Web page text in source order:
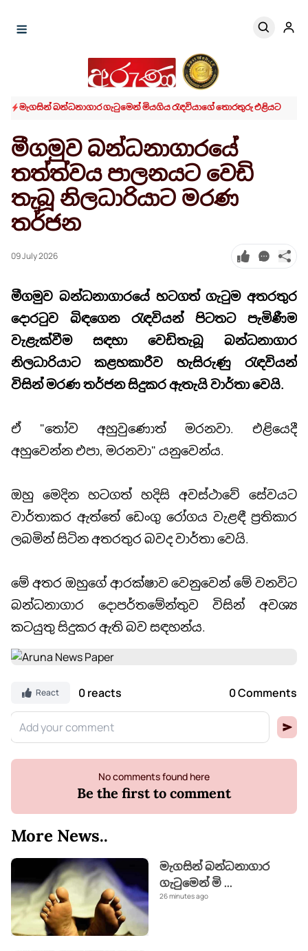
මැගසින් බන්ධනාගාර ගැටුමෙන් මියගිය රැඳවියාගේ තොරතුරු එළියට
මීගමුව බන්ධනාගාරයේ
තත්ත්වය පාලනයට වෙඩි
තැබූ නිලධාරියාට මරණ
තර්ජන
09 July 2026
මීගමුව බන්ධනාගාරයේ හටගත් ගැටුම අතරතුර
දොරටුව බිඳගෙන රැඳවියන් පිටතට පැමිණීම
වැළැක්වීම සඳහා වෙඩිතැබූ බන්ධනාගාර
නිලධාරියාට කළහකාරීව හැසිරුණු රැඳවියන්
විසින් මරණ තර්ජන සිදුකර ඇතැයි වාර්තා වෙයි.
ඒ "තෝව අහුවුණොත් මරනවා. එළියෙදී
අහුවෙන්න එපා, මරනවා" යනුවෙන්ය.
ඔහු මෙදින හටගත් හදිසි අවස්ථාවේ සේවයට
වාර්තාකර ඇත්තේ ඩෙංගු රෝගය වැළඳී ප්‍රතිකාර
ලබමින් සිටින අතරතුර බවද වාර්තා වෙයි.
මේ අතර ඔහුගේ ආරක්ෂාව වෙනුවෙන් මේ වනවිට
බන්ධනාගාර දොපර්තමේන්තුව විසින් අවශ්‍ය
කටයුතු සිදුකර ඇති බව සඳහන්ය.
React 0 reacts 0 Comments
No comments found here
Be the first to comment
More News..
මැගසින් බන්ධනාගාර
ගැටුමෙන් මි ...
26 minutes ago